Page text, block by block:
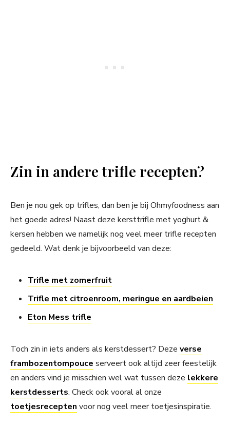
Zin in andere trifle recepten?
Ben je nou gek op trifles, dan ben je bij Ohmyfoodness aan
het goede adres! Naast deze kersttrifle met yoghurt &
kersen hebben we namelijk nog veel meer trifle recepten
gedeeld. Wat denk je bijvoorbeeld van deze:
Trifle met zomerfruit
Trifle met citroenroom, meringue en aardbeien
Eton Mess trifle
Toch zin in iets anders als kerstdessert? Deze verse
frambozentompouce serveert ook altijd zeer feestelijk
en anders vind je misschien wel wat tussen deze lekkere
kerstdesserts. Check ook vooral al onze
toetjesrecepten voor nog veel meer toetjesinspiratie.